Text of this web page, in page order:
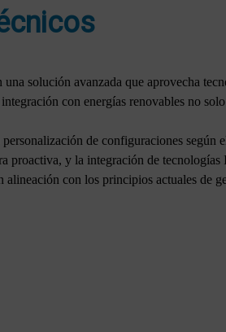
solución avanzada que aprovecha
con energías renovables no
de configuraciones según
proactiva, y la integración de
alineación con los principios actuales de